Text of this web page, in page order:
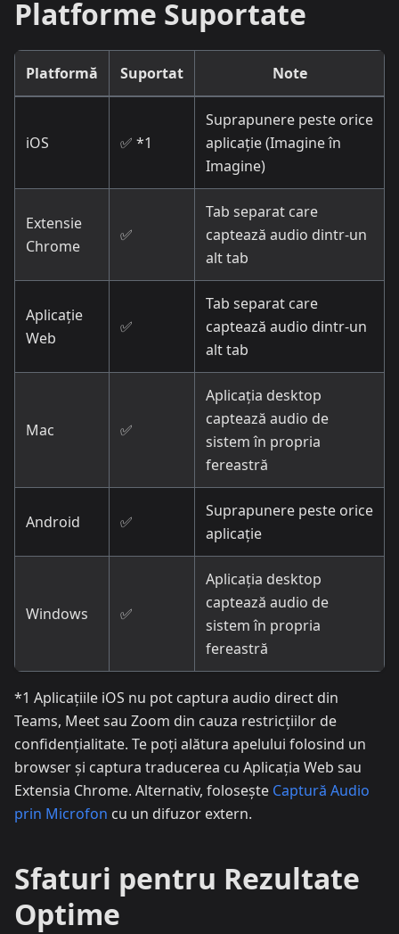
Platforme Suportate
Platformă Suportat Note
iOS ✅ *1
Suprapunere peste orice
aplicație (Imagine în
Imagine)
Extensie
Chrome
✅
Tab separat care
captează audio dintr-un
alt tab
Aplicație
Web
✅
Tab separat care
captează audio dintr-un
alt tab
Mac ✅
Aplicația desktop
captează audio de
sistem în propria
fereastră
Android ✅
Suprapunere peste orice
aplicație
Windows ✅
Aplicația desktop
captează audio de
sistem în propria
fereastră
*1 Aplicațiile iOS nu pot captura audio direct din
Teams, Meet sau Zoom din cauza restricțiilor de
confidențialitate. Te poți alătura apelului folosind un
browser și captura traducerea cu Aplicația Web sau
Extensia Chrome. Alternativ, folosește Captură Audio
prin Microfon cu un difuzor extern.
Sfaturi pentru Rezultate
Optime